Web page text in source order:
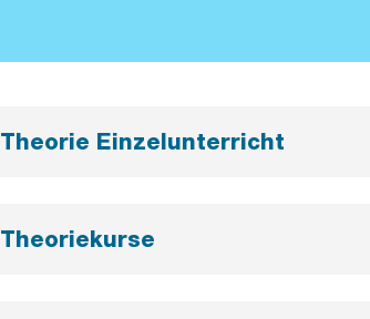
Theorie Einzelunterricht
Theoriekurse